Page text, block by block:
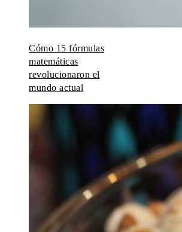
Cómo 15 fórmulas
matemáticas
revolucionaron el
mundo actual